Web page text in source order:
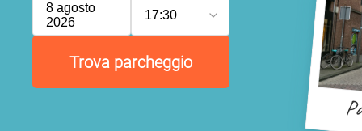
8 agosto
2026
17:30
Trova parcheggio